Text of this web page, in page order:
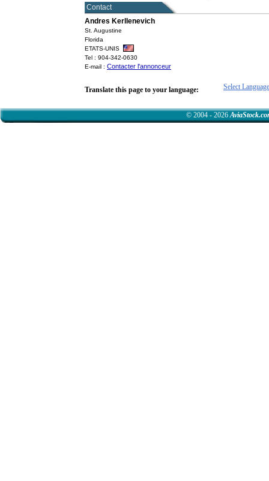
Contact
Andres Kerllenevich
St. Augustine
Florida
ETATS-UNIS
Tel : 904-342-0630
E-mail : Contacter l'annonceur
Translate this page to your language: Select Language
© 2004 - 2026